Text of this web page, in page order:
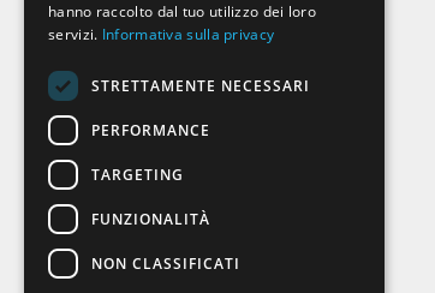
hanno raccolto dal tuo utilizzo dei loro
servizi. Informativa sulla privacy
STRETTAMENTE NECESSARI
PERFORMANCE
TARGETING
FUNZIONALITÀ
NON CLASSIFICATI